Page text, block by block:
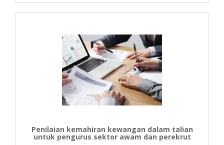
Penilaian kemahiran kewangan dalam talian
untuk pengurus sektor awam dan perekrut